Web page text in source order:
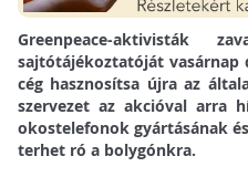
Greenpeace-aktivisták
sajtótájékoztatóját vasárnap
cég hasznosítsa újra az
szervezet az akcióval arra
okostelefonok gyártásának
terhet ró a bolygónkra.